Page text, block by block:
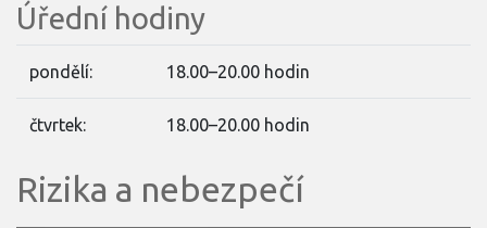
Úřední hodiny
pondělí: 18.00–20.00 hodin
čtvrtek: 18.00–20.00 hodin
Rizika a nebezpečí